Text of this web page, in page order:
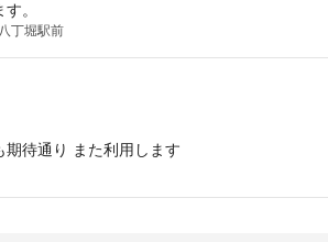
。
丁堀駅前
待通り また利用します